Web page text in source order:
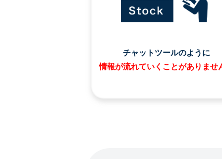
チャットツールのように
情報が流れていくことがありませ